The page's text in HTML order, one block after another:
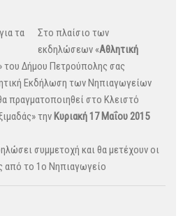
Στο πλαίσιο των
εκδηλώσεων «Αθλητική
του Δήμου Πετρούπολης σας
Εκδήλωση των Νηπιαγωγείων
πραγματοποιηθεί στο Κλειστό
την Κυριακή 17 Μαΐου 2015
συμμετοχή και θα μετέχουν οι
από το 1ο Νηπιαγωγείο